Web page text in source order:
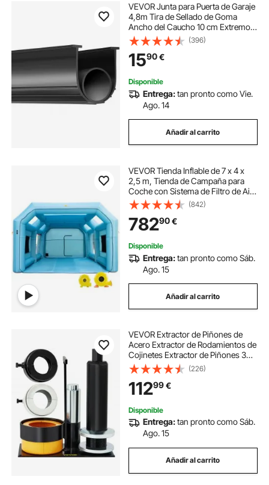
VEVOR Junta para Puerta de Garaje
4,8m Tira de Sellado de Goma
Ancho del Caucho 10 cm Extremo
en T para Evitar Penetración del
Viento, Lluvia, Lámina, Puerta
Seccional y Basculante, Almacén de
Fábrica
(396)
1590€
Disponible
Entrega:tan pronto como Vie.
Ago. 14
Añadir al carrito
VEVOR Tienda Inflable de 7 x 4 x
2,5 m, Tienda de Campaña para
Coche con Sistema de Filtro de Aire
y 2 Sopladores, para Garaje de
Motocicletas, Estación de Trabajo
de Pintura Automática y Más
(842)
78290€
Disponible
Entrega:tan pronto como Sáb.
Ago. 15
Añadir al carrito
VEVOR Extractor de Piñones de
Acero Extractor de Rodamientos de
Cojinetes Extractor de Piñones 3
Cojinetes 11,3/11,3/13,2 cm
Herramienta Extractor de Piñones
para Cojinetes Dana 30/40/60/70
(226)
11299€
Disponible
Entrega:tan pronto como Sáb.
Ago. 15
Añadir al carrito